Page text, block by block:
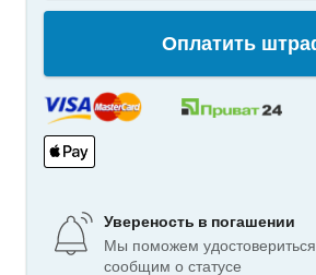
Оплатить
Увереность в погашении
Мы поможем
сообщим о статусе